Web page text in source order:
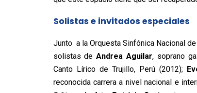
Solistas e invitados especiales
Junto a la Orquesta Sinfónica Nacional
solistas deAndrea Aguilar, soprano
Canto Lírico de Trujillo, Perú (2012);
reconocida carrera a nivel nacional e